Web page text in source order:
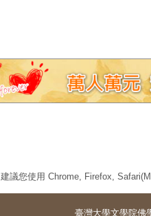
建議您使用 Chrome, Firefox,
臺灣大學文學院佛